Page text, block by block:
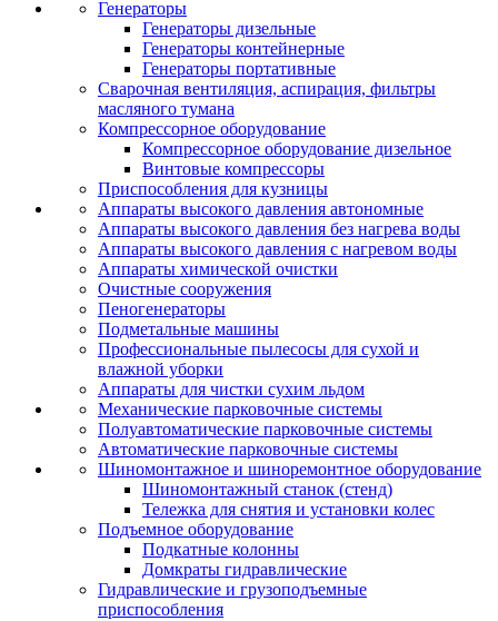
Генераторы
Генераторы дизельные
Генераторы контейнерные
Генераторы портативные
Сварочная вентиляция, аспирация, фильтры
масляного тумана
Компрессорное оборудование
Компрессорное оборудование дизельное
Винтовые компрессоры
Приспособления для кузницы
Аппараты высокого давления автономные
Аппараты высокого давления без нагрева воды
Аппараты высокого давления с нагревом воды
Аппараты химической очистки
Очистные сооружения
Пеногенераторы
Подметальные машины
Профессиональные пылесосы для сухой и
влажной уборки
Аппараты для чистки сухим льдом
Механические парковочные системы
Полуавтоматические парковочные системы
Автоматические парковочные системы
Шиномонтажное и шиноремонтное оборудование
Шиномонтажный станок (стенд)
Тележка для снятия и установки колес
Подъемное оборудование
Подкатные колонны
Домкраты гидравлические
Гидравлические и грузоподъемные
приспособления